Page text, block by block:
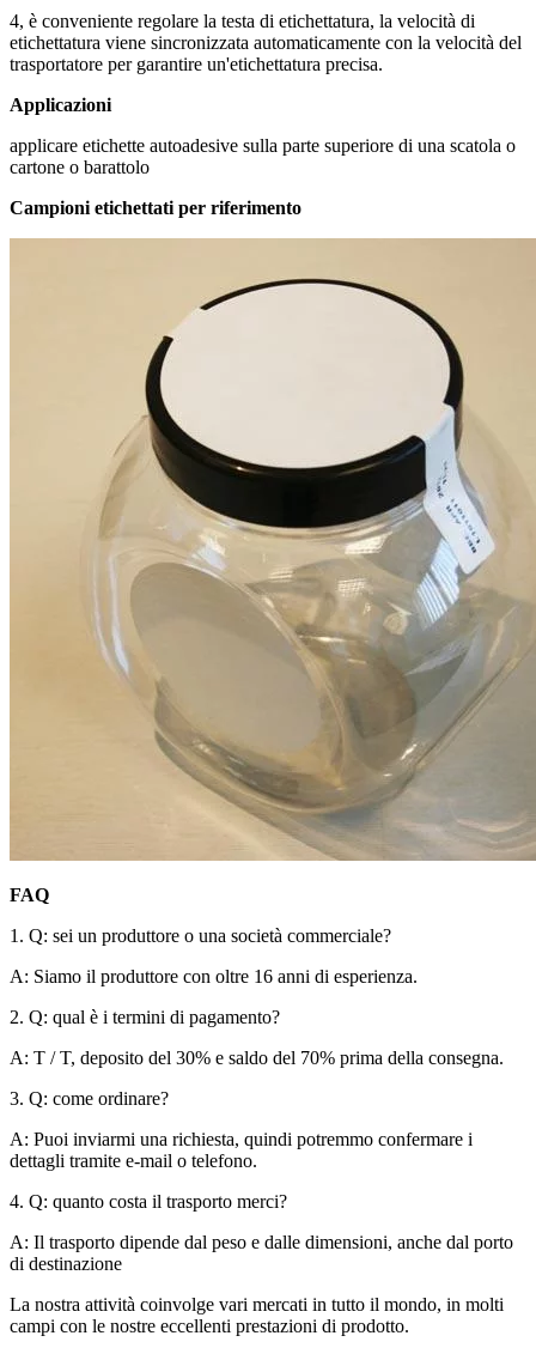
4, è conveniente regolare la testa di etichettatura, la velocità di
etichettatura viene sincronizzata automaticamente con la velocità del
trasportatore per garantire un'etichettatura precisa.
Applicazioni
applicare etichette autoadesive sulla parte superiore di una scatola o
cartone o barattolo
Campioni etichettati per riferimento
FAQ
1. Q: sei un produttore o una società commerciale?
A: Siamo il produttore con oltre 16 anni di esperienza.
2. Q: qual è i termini di pagamento?
A: T / T, deposito del 30% e saldo del 70% prima della consegna.
3. Q: come ordinare?
A: Puoi inviarmi una richiesta, quindi potremmo confermare i
dettagli tramite e-mail o telefono.
4. Q: quanto costa il trasporto merci?
A: Il trasporto dipende dal peso e dalle dimensioni, anche dal porto
di destinazione
La nostra attività coinvolge vari mercati in tutto il mondo, in molti
campi con le nostre eccellenti prestazioni di prodotto.